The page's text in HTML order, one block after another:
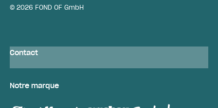
© 2026 FOND OF GmbH
Contact
Notre marque